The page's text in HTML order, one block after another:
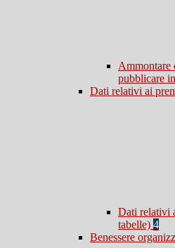
Ammontare
pubblicare
Dati relativi ai
Dati relativi
tabelle) 4
Benessere